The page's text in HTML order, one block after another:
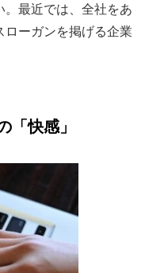
。最近では、全社をあ
ーガンを掲げる企業
「快感」